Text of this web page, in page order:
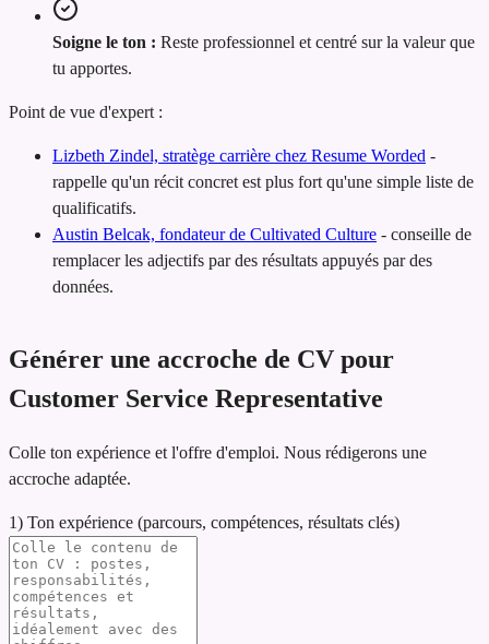
Soigne le ton : Reste professionnel et centré sur la valeur que
tu apportes.
Point de vue d'expert :
Lizbeth Zindel, stratège carrière chez Resume Worded -
rappelle qu'un récit concret est plus fort qu'une simple liste de
qualificatifs.
Austin Belcak, fondateur de Cultivated Culture - conseille de
remplacer les adjectifs par des résultats appuyés par des
données.
Générer une accroche de CV pour
Customer Service Representative
Colle ton expérience et l'offre d'emploi. Nous rédigerons une
accroche adaptée.
1) Ton expérience (parcours, compétences, résultats clés)